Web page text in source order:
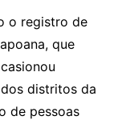
o registro de
que
distritos da
de pessoas